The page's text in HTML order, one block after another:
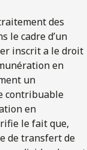
des
le cadre d’un
inscrit a le droit
en
un
contribuable
en
le fait que,
de transfert de